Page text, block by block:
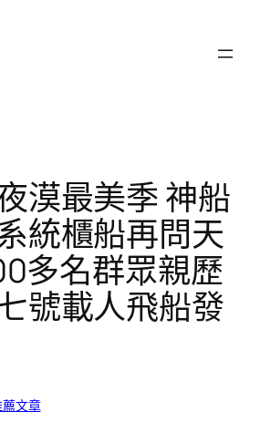
漠最美季 神船
統櫃船再問天
多名群眾親歷
號載人飛船發
文章